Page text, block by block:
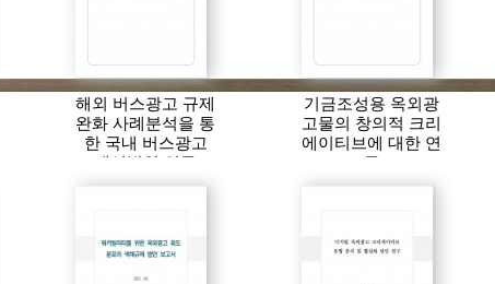
해외 버스광고 규제
완화 사례분석을 통
한 국내 버스광고
개선방안 연구
기금조성용 옥외광
고물의 창의적 크리
에이티브에 대한 연
구